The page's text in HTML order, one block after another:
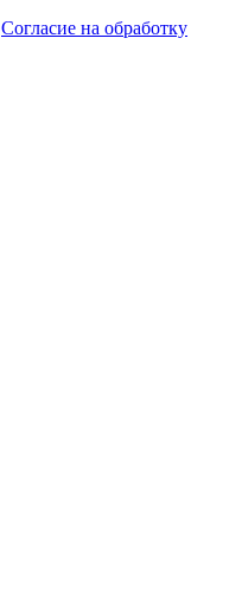
Согласие на обработку